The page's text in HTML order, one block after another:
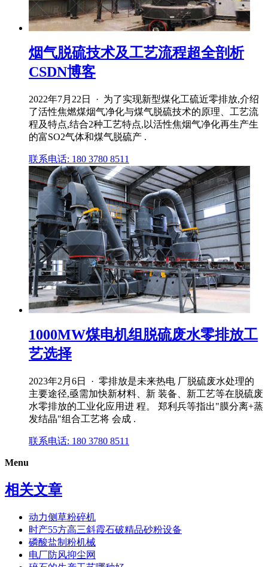
烟气脱硫技术及工艺流程超全剖析
CSDN博客
2022年7月22日 · 为了实现新型煤化工硫近零排放,介绍
了活性焦燃煤烟气净化与煤气脱硫技术的原理、工艺流
程及特点,结合2种工艺特点,以活性焦烟气净化再生产生
的富SO2气体和煤气脱硫产 .
联系电话: 180 3780 8511
1000MW煤电机组脱硫废水零排放工
艺选择
2023年2月6日 · 零排放是未来热电 厂脱硫废水处理的
主要途径,亟需加快新材料、新 装备、新工艺等在脱硫废
水零排放的工业化应用进 程。 郑利兵等指出"膜分离+蒸
发结晶"组合工艺将 会成 .
联系电话: 180 3780 8511
Menu
相关文章
动力侧草粉碎机
时产55方高三斜霞石破精品砂粉设备
磷酸盐制粉机械
电厂防风抑尘网